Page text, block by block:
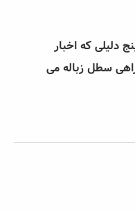
دلیلی که اخبار
سطل زباله می